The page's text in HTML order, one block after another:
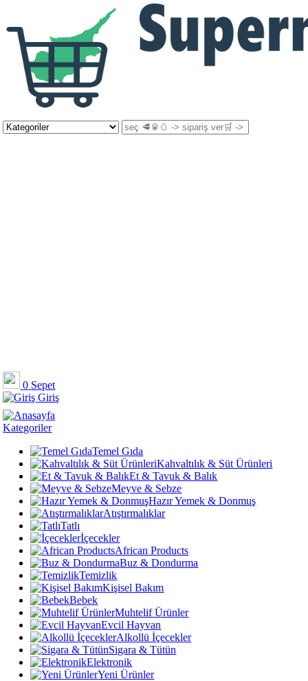
0 Sepet
Giriş
Kategoriler
Temel Gıda
Kahvaltılık & Süt Ürünleri
Et & Tavuk & Balık
Meyve & Sebze
Hazır Yemek & Donmuş
Atıştırmalıklar
Tatlı
İçecekler
African Products
Buz & Dondurma
Temizlik
Kişisel Bakım
Bebek
Muhtelif Ürünler
Evcil Hayvan
Alkollü İçecekler
Sigara & Tütün
Elektronik
Yeni Ürünler